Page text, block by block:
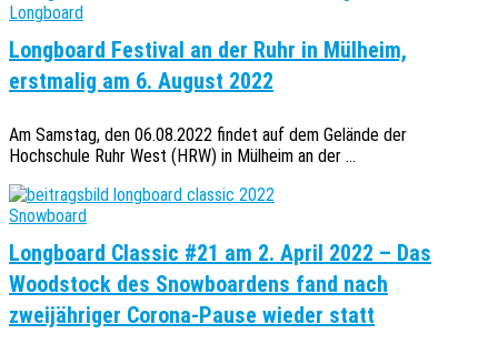
Longboard
Longboard Festival an der Ruhr in Mülheim,
erstmalig am 6. August 2022
Am Samstag, den 06.08.2022 findet auf dem Gelände der
Hochschule Ruhr West (HRW) in Mülheim an der ...
Snowboard
Longboard Classic #21 am 2. April 2022 – Das
Woodstock des Snowboardens fand nach
zweijähriger Corona-Pause wieder statt